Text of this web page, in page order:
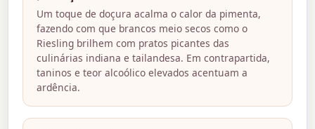
Um toque de doçura acalma o calor da pimenta,
fazendo com que brancos meio secos como o
Riesling brilhem com pratos picantes das
culinárias indiana e tailandesa. Em contrapartida,
taninos e teor alcoólico elevados acentuam a
ardência.